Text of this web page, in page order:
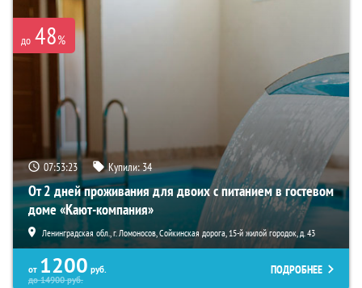
до 48%
07:53:21 Купили:34
От 2 дней проживания для двоих с питанием в гостевом
доме «Кают-компания»
Ленинградская обл., г. Ломоносов, Сойкинская дорога, 15-й жилой городок, д. 43
от 1200 руб.
до14900руб.
ПОДРОБНЕЕ